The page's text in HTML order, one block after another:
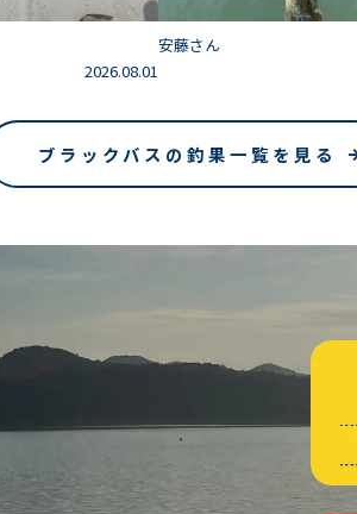
2026.08.01
安藤さん
ブラックバスの釣果一覧を見る